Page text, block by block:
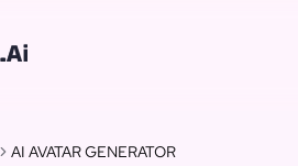
AI AVATAR GENERATOR